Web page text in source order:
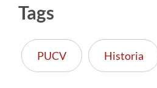
Tags
PUCV Historia